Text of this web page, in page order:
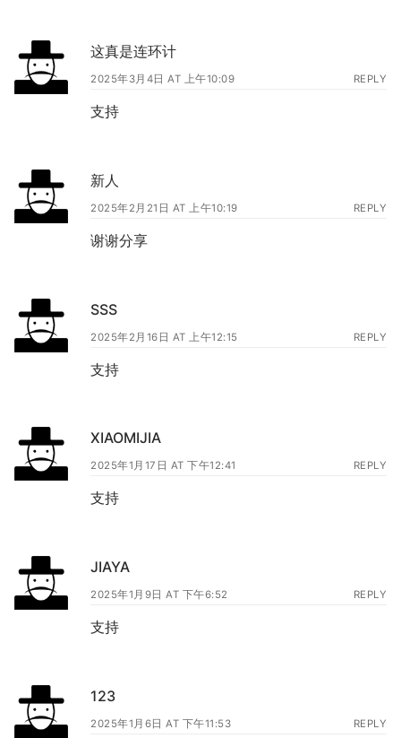
这真是连环计
2025年3月4日 AT 上午10:09 REPLY
支持
新人
2025年2月21日 AT 上午10:19 REPLY
谢谢分享
SSS
2025年2月16日 AT 上午12:15 REPLY
支持
XIAOMIJIA
2025年1月17日 AT 下午12:41 REPLY
支持
JIAYA
2025年1月9日 AT 下午6:52 REPLY
支持
123
2025年1月6日 AT 下午11:53 REPLY